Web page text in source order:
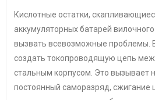
Кислотные остатки,
аккумуляторных батарей
вызвать всевозможные проблемы.
создать токопроводящую цепь
стальным корпусом. Это вызывает
постоянный саморазряд, сжигание